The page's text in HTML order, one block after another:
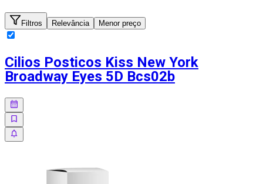
Filtros Relevância Menor preço
Cilios Posticos Kiss New York
Broadway Eyes 5D Bcs02b